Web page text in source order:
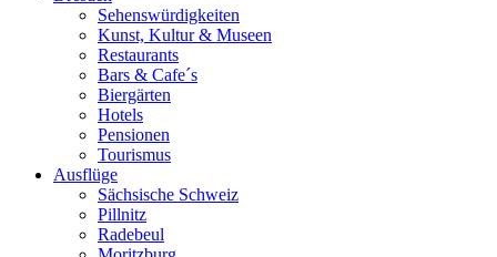
Sehenswürdigkeiten
Kunst, Kultur & Museen
Restaurants
Bars & Cafe´s
Biergärten
Hotels
Pensionen
Tourismus
Ausflüge
Sächsische Schweiz
Pillnitz
Radebeul